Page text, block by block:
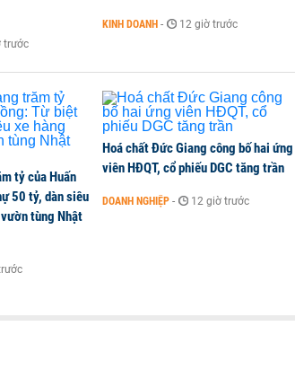
'ma' ở TP HCM
trước
KINH DOANH - 12 giờ trước
tỷ của Huấn
50 tỷ, dàn siêu
tùng Nhật
Hoá chất Đức Giang công bố hai ứng
viên HĐQT, cổ phiếu DGC tăng trần
DOANH NGHIỆP - 12 giờ trước